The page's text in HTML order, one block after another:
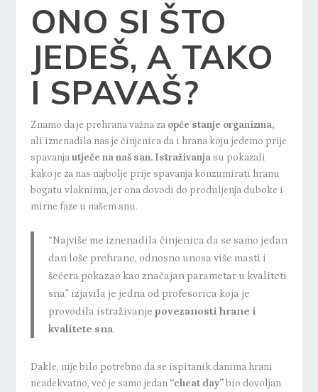
ONO SI ŠTO
JEDEŠ, A TAKO
I SPAVAŠ?
Znamo da je prehrana važna za opće stanje organizma,
ali iznenadila nas je činjenica da i hrana koju jedemo prije
spavanjautječe na naš san.Istraživanjasu pokazali
kako je za nas najbolje prije spavanja konzumirati hranu
bogatu vlaknima, jer ona dovodi do produljenja duboke i
mirne faze u našem snu.
“Najviše me iznenadila činjenica da se samo jedan
dan loše prehrane, odnosno unosa više masti i
šećera pokazao kao značajan parametar u kvaliteti
sna”izjavila je jedna od profesorica koja je
provodila istraživanje povezanosti hrane i
kvalitete sna.
Dakle, nije bilo potrebno da se ispitanik danima hrani
neadekvatno, već je samo jedan “cheat day”bio dovoljan